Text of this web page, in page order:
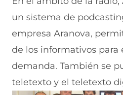
un sistema de
empresa Aranova,
de los informativos para
demanda. También se
teletexto y el teletexto